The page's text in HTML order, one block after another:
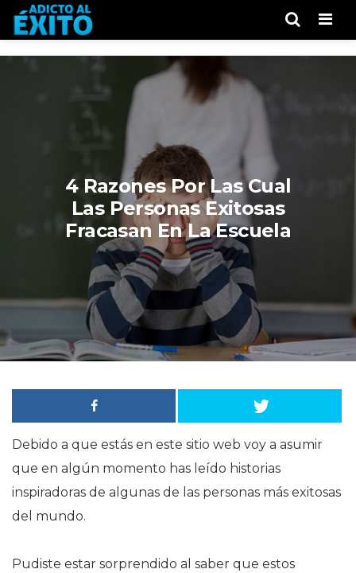
4 Razones Por Las Cual
Las Personas Exitosas
Fracasan En La Escuela
Debido a que estás en este sitio web voy a asumir
que en algún momento has leído historias
inspiradoras de algunas de las personas más exitosas
del mundo.
Pudiste estar sorprendido al saber que estos